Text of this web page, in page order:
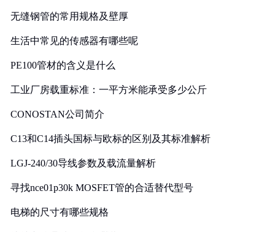
无缝钢管的常用规格及壁厚
生活中常见的传感器有哪些呢
PE100管材的含义是什么
工业厂房载重标准：一平方米能承受多少公斤
CONOSTAN公司简介
C13和C14插头国标与欧标的区别及其标准解析
LGJ-240/30导线参数及载流量解析
寻找nce01p30k MOSFET管的合适替代型号
电梯的尺寸有哪些规格